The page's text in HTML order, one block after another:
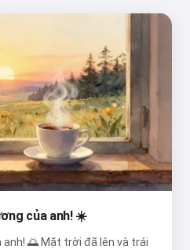
của anh! ☀️
🌅 Mặt trời đã lên và trái